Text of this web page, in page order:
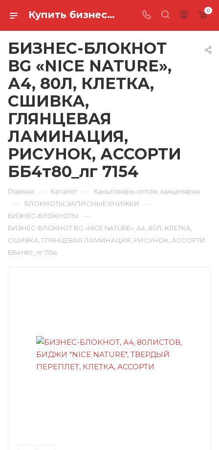
Купить бизнес-блокнот bg «nice nature», а4, 80л, клетка, сшивка, глянцевая ламинация, рисунок, ассорти ББ4т80_лг 7154 в Ростове-на-Дону 0
БИЗНЕС-БЛОКНОТ
BG «NICE NATURE»,
А4, 80Л, КЛЕТКА,
СШИВКА,
ГЛЯНЦЕВАЯ
ЛАМИНАЦИЯ,
РИСУНОК, АССОРТИ
ББ4т80_лг 7154
Главная — Каталог — Канцтовары оптом, канцелярия
— БЛОКНОТЫ,ЗАПИСНЫЕ КНИЖКИ —
БИЗНЕС-БЛОКНОТЫ —
БИЗНЕС-БЛОКНОТ BG «NICE NATURE», А4, 80Л, КЛЕТКА,
СШИВКА, ГЛЯНЦЕВАЯ ЛАМИНАЦИЯ, РИСУНОК, АССОРТИ
ББ4т80_лг 7154